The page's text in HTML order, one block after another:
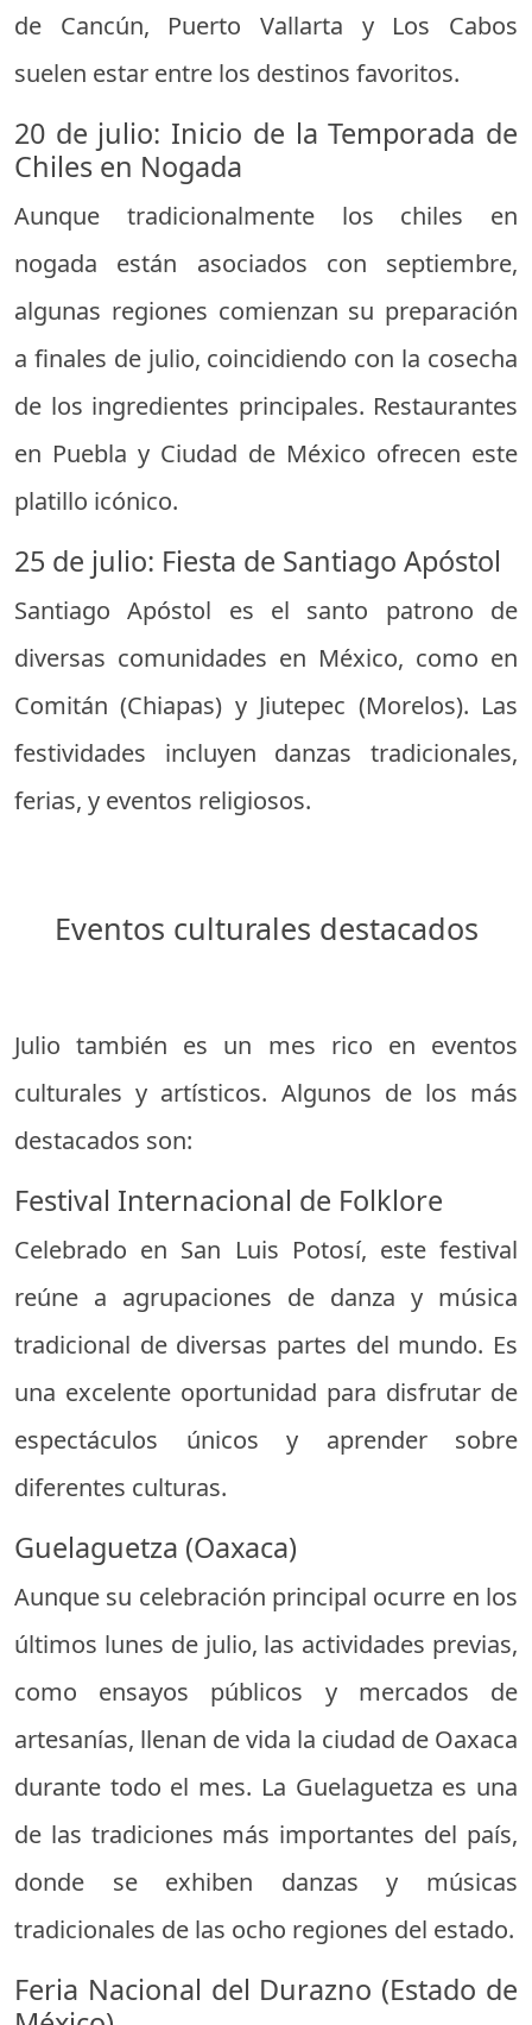
de Cancún, Puerto Vallarta y Los Cabos
suelen estar entre los destinos favoritos.
20 de julio: Inicio de la Temporada de
Chiles en Nogada
Aunque tradicionalmente los chiles en
nogada están asociados con septiembre,
algunas regiones comienzan su preparación
a finales de julio, coincidiendo con la cosecha
de los ingredientes principales. Restaurantes
en Puebla y Ciudad de México ofrecen este
platillo icónico.
25 de julio: Fiesta de Santiago Apóstol
Santiago Apóstol es el santo patrono de
diversas comunidades en México, como en
Comitán (Chiapas) y Jiutepec (Morelos). Las
festividades incluyen danzas tradicionales,
ferias, y eventos religiosos.
Eventos culturales destacados
Julio también es un mes rico en eventos
culturales y artísticos. Algunos de los más
destacados son:
Festival Internacional de Folklore
Celebrado en San Luis Potosí, este festival
reúne a agrupaciones de danza y música
tradicional de diversas partes del mundo. Es
una excelente oportunidad para disfrutar de
espectáculos únicos y aprender sobre
diferentes culturas.
Guelaguetza (Oaxaca)
Aunque su celebración principal ocurre en los
últimos lunes de julio, las actividades previas,
como ensayos públicos y mercados de
artesanías, llenan de vida la ciudad de Oaxaca
durante todo el mes. La Guelaguetza es una
de las tradiciones más importantes del país,
donde se exhiben danzas y músicas
tradicionales de las ocho regiones del estado.
Feria Nacional del Durazno (Estado de